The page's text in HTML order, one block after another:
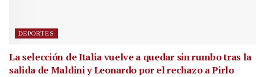
DEPORTES
La selección de Italia vuelve a quedar sin rumbo tras la
salida de Maldini y Leonardo por el rechazo a Pirlo